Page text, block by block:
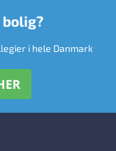
bolig?
i hele Danmark